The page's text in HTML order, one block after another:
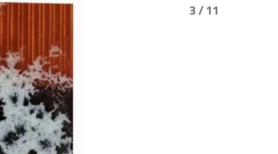
3/ 11